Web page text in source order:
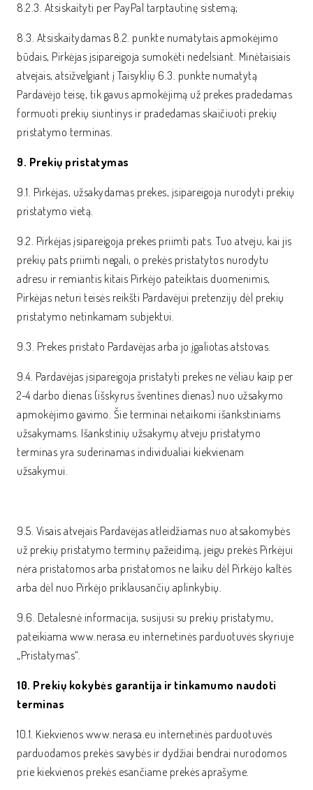
8.2.3. Atsiskaityti per PayPal tarptautinę sistemą;
8.3. Atsiskaitydamas 8.2. punkte numatytais apmokėjimo
būdais, Pirkėjas įsipareigoja sumokėti nedelsiant. Minėtaisiais
atvejais, atsižvelgiant į Taisyklių 6.3. punkte numatytą
Pardavėjo teisę, tik gavus apmokėjimą už prekes pradedamas
formuoti prekių siuntinys ir pradedamas skaičiuoti prekių
pristatymo terminas.
9. Prekių pristatymas
9.1. Pirkėjas, užsakydamas prekes, įsipareigoja nurodyti prekių
pristatymo vietą.
9.2. Pirkėjas įsipareigoja prekes priimti pats. Tuo atveju, kai jis
prekių pats priimti negali, o prekės pristatytos nurodytu
adresu ir remiantis kitais Pirkėjo pateiktais duomenimis,
Pirkėjas neturi teisės reikšti Pardavėjui pretenzijų dėl prekių
pristatymo netinkamam subjektui.
9.3. Prekes pristato Pardavėjas arba jo įgaliotas atstovas.
9.4. Pardavėjas įsipareigoja pristatyti prekes ne vėliau kaip per
2-4 darbo dienas (išskyrus šventines dienas) nuo užsakymo
apmokėjimo gavimo. Šie terminai netaikomi išankstiniams
užsakymams. Išankstinių užsakymų atveju pristatymo
terminas yra suderinamas individualiai kiekvienam
užsakymui.
9.5. Visais atvejais Pardavėjas atleidžiamas nuo atsakomybės
už prekių pristatymo terminų pažeidimą, jeigu prekės Pirkėjui
nėra pristatomos arba pristatomos ne laiku dėl Pirkėjo kaltės
arba dėl nuo Pirkėjo priklausančių aplinkybių.
9.6. Detalesnė informacija, susijusi su prekių pristatymu,
pateikiama www.nerasa.eu internetinės parduotuvės skyriuje
„Pristatymas“.
10. Prekių kokybės garantija ir tinkamumo naudoti
terminas
10.1. Kiekvienos www.nerasa.eu internetinės parduotuvės
parduodamos prekės savybės ir dydžiai bendrai nurodomos
prie kiekvienos prekės esančiame prekės aprašyme.